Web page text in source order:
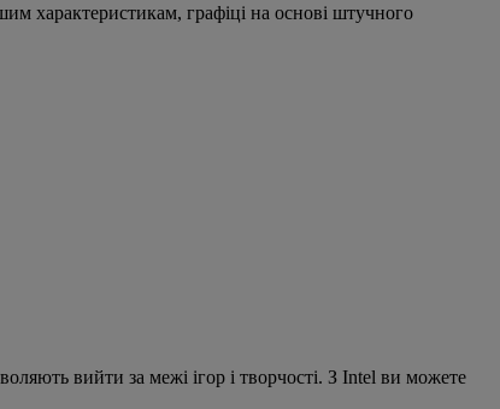
характеристикам, графіці на основі штучного
вийти за межі ігор і творчості. З Intel ви можете